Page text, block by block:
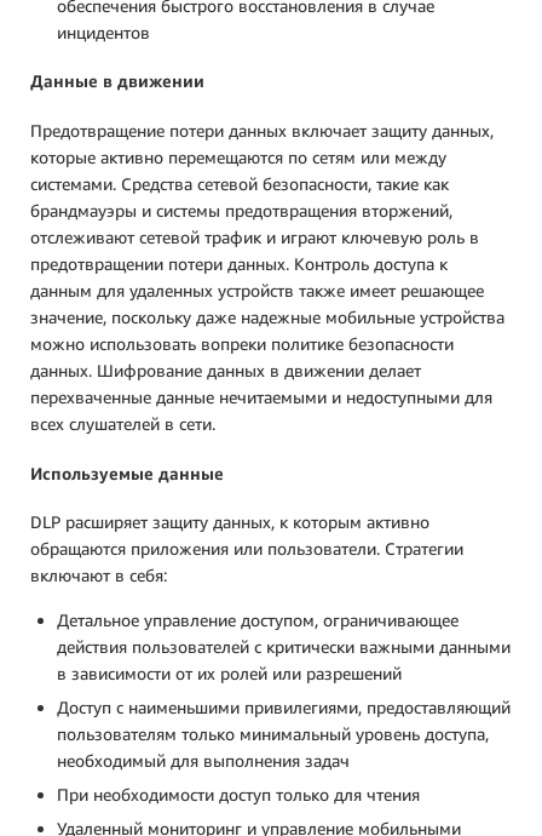
обеспечения быстрого восстановления в случае
инцидентов
Данные в движении
Предотвращение потери данных включает защиту данных,
которые активно перемещаются по сетям или между
системами. Средства сетевой безопасности, такие как
брандмауэры и системы предотвращения вторжений,
отслеживают сетевой трафик и играют ключевую роль в
предотвращении потери данных. Контроль доступа к
данным для удаленных устройств также имеет решающее
значение, поскольку даже надежные мобильные устройства
можно использовать вопреки политике безопасности
данных. Шифрование данных в движении делает
перехваченные данные нечитаемыми и недоступными для
всех слушателей в сети.
Используемые данные
DLP расширяет защиту данных, к которым активно
обращаются приложения или пользователи. Стратегии
включают в себя:
Детальное управление доступом, ограничивающее
действия пользователей с критически важными данными
в зависимости от их ролей или разрешений
Доступ с наименьшими привилегиями, предоставляющий
пользователям только минимальный уровень доступа,
необходимый для выполнения задач
При необходимости доступ только для чтения
Удаленный мониторинг и управление мобильными